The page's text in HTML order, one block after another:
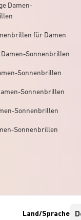
Damen-
für Damen
Sonnenbrillen
Sonnenbrillen
Sonnenbrillen
Sonnenbrillen
Sonnenbrillen
Land/Sprache